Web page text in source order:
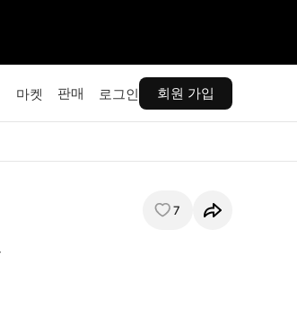
마켓 판매 로그인 회원 가입
7